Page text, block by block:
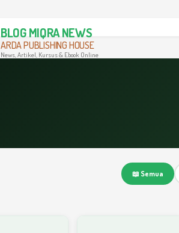
BLOG MIQRA NEWS
ARDA PUBLISHING HOUSE
News, Artikel, Kursus & Ebook Online
📖 Semua